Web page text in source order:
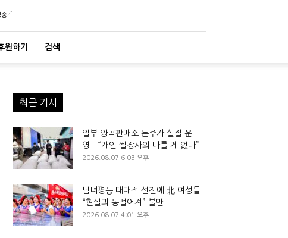
송
원하기 검색
최근 기사
일부 양곡판매소 돈주가 실질 운
영…“개인 쌀장사와 다를 게 없다”
2026.08.07 6:03 오후
남녀평등 대대적 선전에 北 여성들
“현실과 동떨어져” 불만
2026.08.07 4:01 오후